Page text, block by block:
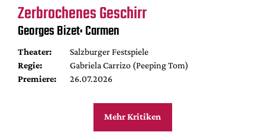
Zerbrochenes Geschirr
Georges Bizet: Carmen
Theater:
Salzburger Festspiele
Regie:
Gabriela Carrizo (Peeping Tom)
Premiere:
26.07.2026
Mehr Kritiken